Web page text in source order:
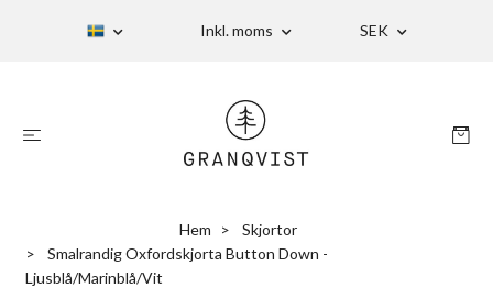
Inkl. moms SEK
Hem
Skjortor
Smalrandig Oxfordskjorta Button Down -
Ljusblå/Marinblå/Vit